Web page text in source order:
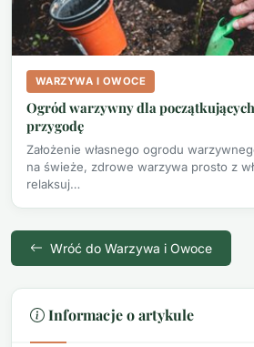
WARZYWA I OWOCE
Ogród warzywny dla
przygodę
Założenie własnego ogrodu
na świeże, zdrowe warzywa prosto z
relaksuj…
Wróć do Warzywa i Owoce
Informacje o artykule